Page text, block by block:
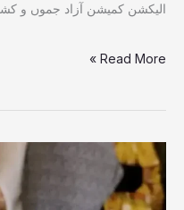
الیکشن کمیشن آزاد جموں و
Read More »
مظفرآباد:لچھراٹ
سمیت